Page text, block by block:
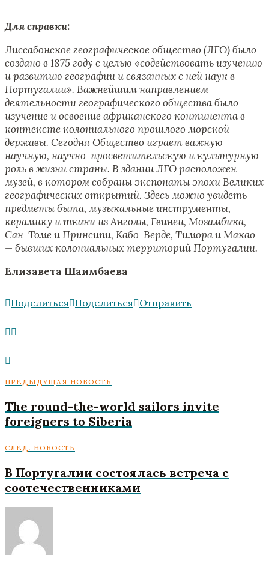
Для справки:
Лиссабонское географическое общество (ЛГО) было
создано в 1875 году с целью «содействовать изучению
и развитию географии и связанных с ней наук в
Португалии». Важнейшим направлением
деятельности географического общества было
изучение и освоение африканского континента в
контексте колониального прошлого морской
державы. Сегодня Общество играет важную
научную, научно-просветительскую и культурную
роль в жизни страны. В здании ЛГО расположен
музей, в котором собраны экспонаты эпохи Великих
географических открытий. Здесь можно увидеть
предметы быта, музыкальные инструменты,
керамику и ткани из Анголы, Гвинеи, Мозамбика,
Сан-Томе и Принсипи, Кабо-Верде, Тимора и Макао
— бывших колониальных территорий Португалии.
Елизавета Шаимбаева
Поделиться Поделиться Отправить
ПРЕДЫДУЩАЯ НОВОСТЬ
The round-the-world sailors invite
foreigners to Siberia
СЛЕД. НОВОСТЬ
В Португалии состоялась встреча с
соотечественниками